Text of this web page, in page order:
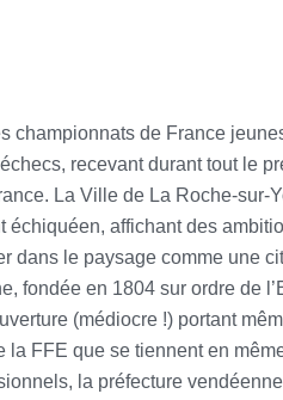
championnats de France
recevant durant tout le
La Ville de La Roche-sur-
échiquéen, affichant des
dans le paysage comme une
fondée en 1804 sur ordre de
(médiocre !) portant
la FFE que se tiennent en
la préfecture